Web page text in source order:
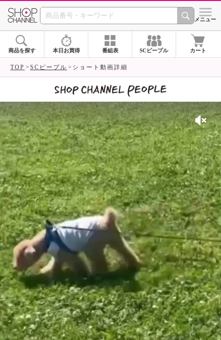
SHOP CHANNEL シメニュー
商品を探す 本日お買得 番組表 SCピープル カート
TOP SCピープル ショート動画詳細